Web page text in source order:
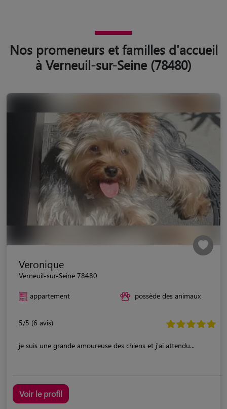
Nos promeneurs et familles d'accueil
à Verneuil-sur-Seine (78480)
Veronique
Verneuil-sur-Seine 78480
appartement possède des animaux
5/5 (6 avis)
je suis une grande amoureuse des chiens et j'ai attendu...
Voir le profil